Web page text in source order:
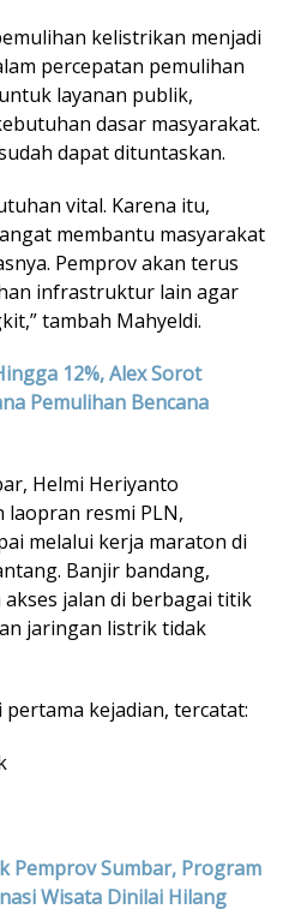
kelistrikan menjadi
percepatan pemulihan
layanan publik,
dasar masyarakat.
dapat dituntaskan.
vital. Karena itu,
membantu masyarakat
Pemprov akan terus
infrastruktur lain agar
tambah Mahyeldi.
12%, Alex Sorot
Pemulihan Bencana
Helmi Heriyanto
laopran resmi PLN,
melalui kerja maraton di
Banjir bandang,
jalan di berbagai titik
jaringan listrik tidak
kejadian, tercatat:
Pemprov Sumbar, Program
Wisata Dinilai Hilang